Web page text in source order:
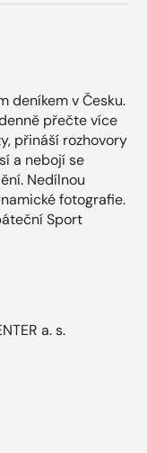
deníkem v Česku.
přečte více
přináší rozhovory
a nebojí se
Nedílnou
fotografie.
Sport
a. s.